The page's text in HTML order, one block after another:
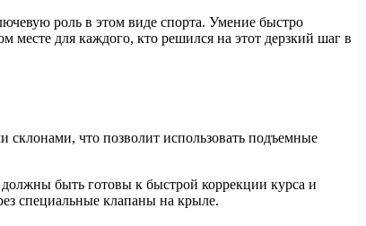
роль в этом виде спорта. Умение быстро
для каждого, кто решился на этот дерзкий шаг в
склонами, что позволит использовать подъемные
быть готовы к быстрой коррекции курса и
специальные клапаны на крыле.